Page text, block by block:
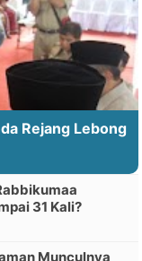
Rejang Lebong
31 Kali?
Munculnya